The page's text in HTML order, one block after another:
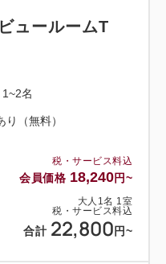
税・サービス料込
会員価格 18,240円~
大人 1 名 1 室
税・サービス料込
合計 22,800円~
ュールームT
1~2名
り（無料）